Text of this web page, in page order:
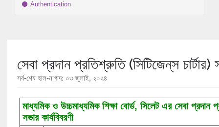
Authentication
সেবা প্রদান প্রতিশ্রুতি (সিটিজেন্‌স
সর্ব-শেষ হাল-নাগাদ: ০৩ জুলাই, ২০২৪
মাধ্যমিক ও উচ্চমাধ্যমিক শিক্ষা বোর্ড, সিলেট এর সেবা প্রদান
সভার কার্যবিবরণী